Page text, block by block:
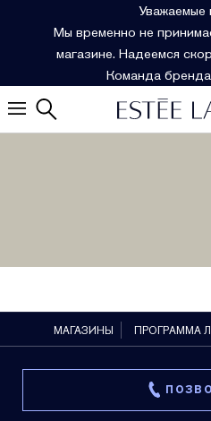
Уважаемые
Мы временно не
магазине. Надеемся
Команда
МАГАЗИНЫ ПРОГРАММА